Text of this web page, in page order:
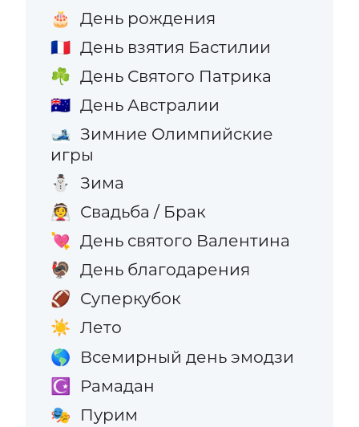
🎂 День рождения
🇫🇷 День взятия Бастилии
☘️ День Святого Патрика
🇦🇺 День Австралии
🎿 Зимние Олимпийские
игры
⛄ Зима
👰 Свадьба / Брак
💘 День святого Валентина
🦃 День благодарения
🏈 Суперкубок
☀️ Лето
🌎 Всемирный день эмодзи
☪️ Рамадан
🎭 Пурим